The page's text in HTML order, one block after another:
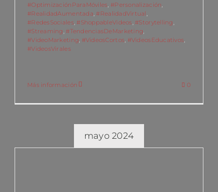
#OptimizaciónParaMóviles #Personalización
#RealidadAumentada #RealidadVirtual
#RedesSociales #ShoppableVideos #Storytelling
#Streaming #TendenciasDeMarketing
#VideoMarketing #VideosCortos #VideosEducativos
#VideosVirales
Más información 0
mayo 2024